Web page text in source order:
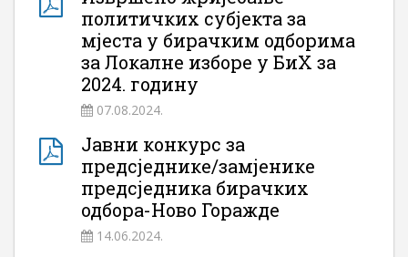
политичких субјекта за
мјеста у бирачким одборима
за Локалне изборе у БиХ за
2024. годину
07.08.2024.
Јавни конкурс за
предсједнике/замјенике
предсједника бирачких
одбора-Ново Горажде
14.06.2024.